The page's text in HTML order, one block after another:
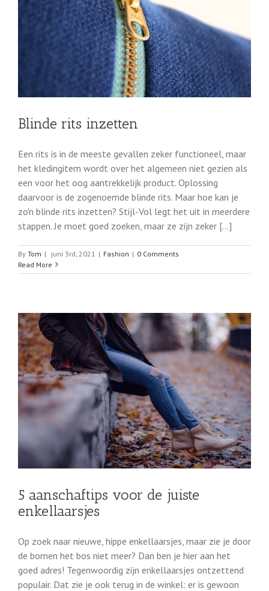
Blinde rits inzetten
Een rits is in de meeste gevallen zeker functioneel, maar
het kledingitem wordt over het algemeen niet gezien als
een voor het oog aantrekkelijk product. Oplossing
daarvoor is de zogenoemde blinde rits. Maar hoe kan je
zo'n blinde rits inzetten? Stijl-Vol legt het uit in meerdere
stappen. Je moet goed zoeken, maar ze zijn zeker [...]
By Tom | juni 3rd, 2021 | Fashion | 0 Comments
Read More
5 aanschaftips voor de juiste
enkellaarsjes
Op zoek naar nieuwe, hippe enkellaarsjes, maar zie je door
de bomen het bos niet meer? Dan ben je hier aan het
goed adres! Tegenwoordig zijn enkellaarsjes ontzettend
populair. Dat zie je ook terug in de winkel: er is gewoon